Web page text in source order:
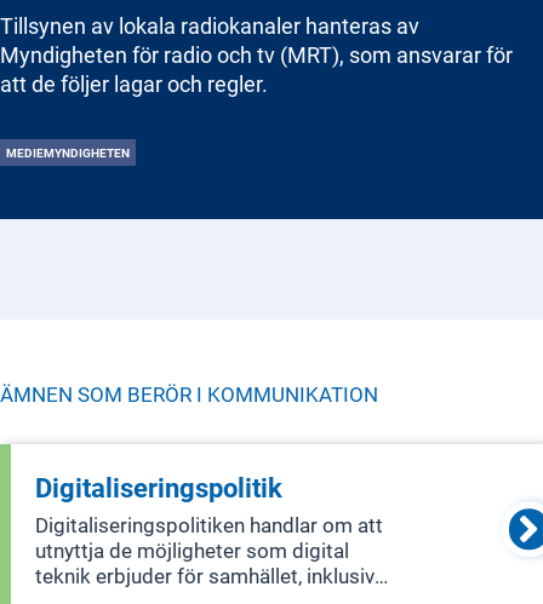
Tillsynen av lokala radiokanaler hanteras av
Myndigheten för radio och tv (MRT), som ansvarar för
att de följer lagar och regler.
MEDIEMYNDIGHETEN
ÄMNEN SOM BERÖR I KOMMUNIKATION
Digitaliseringspolitik
Digitaliseringspolitiken handlar om att
utnyttja de möjligheter som digital
teknik erbjuder för samhället, inklusive